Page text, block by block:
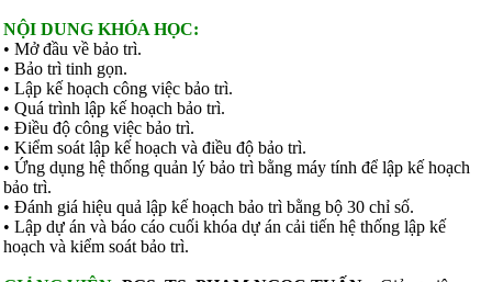
NỘI DUNG KHÓA HỌC:
• Mở đầu về bảo trì.
• Bảo trì tinh gọn.
• Lập kế hoạch công việc bảo trì.
• Quá trình lập kế hoạch bảo trì.
• Điều độ công việc bảo trì.
• Kiểm soát lập kế hoạch và điều độ bảo trì.
• Ứng dụng hệ thống quản lý bảo trì bằng máy tính để lập kế hoạch
bảo trì.
• Đánh giá hiệu quả lập kế hoạch bảo trì bằng bộ 30 chỉ số.
• Lập dự án và báo cáo cuối khóa dự án cải tiến hệ thống lập kế
hoạch và kiểm soát bảo trì.